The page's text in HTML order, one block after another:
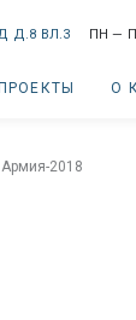
Д.8 ВЛ.3 ПН —
ПРОЕКТЫ О
2018